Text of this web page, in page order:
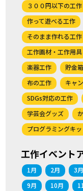
３００円以下の工作
作って遊べる工作
そのまま作れる工作
工作画材・工作用具
楽器工作
貯金
布の工作
キャ
SDGs対応の工作
学芸会グッズ
プログラミングキッ
工作イベント
1月 2月 3月
9月
10月